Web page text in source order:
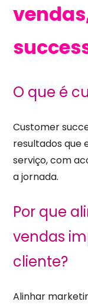
O que é
Customer
resultados que
serviço, com
a jornada.
Por que
vendas
cliente?
Alinhar